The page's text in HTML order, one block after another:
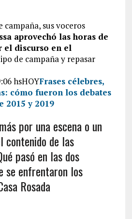
campaña, sus voceros
aprovechó las horas de
discurso en el
de campaña y repasar
hsHOYFrases célebres,
cómo fueron los debates
2015 y 2019
por una escena o un
contenido de las
pasó en las dos
se enfrentaron los
Rosada